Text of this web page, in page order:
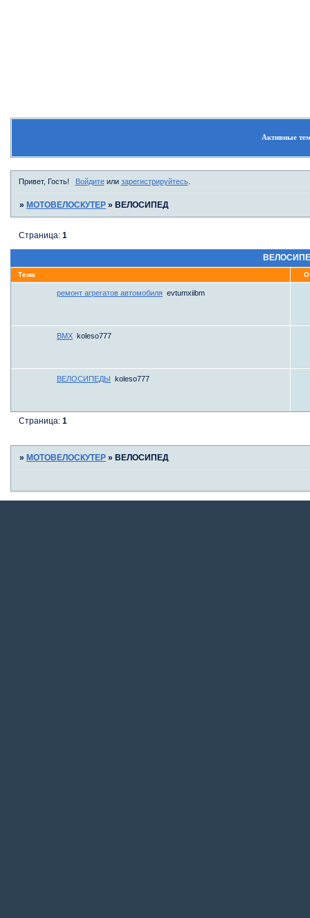
Активные
Привет, Гость! Войдитеили зарегистрируйтесь.
»МОТОВЕЛОСКУТЕР »ВЕЛОСИПЕД
Страница:1
Тема
ремонт агрегатов автомобиля evtumxiibm
BMX koleso777
ВЕЛОСИПЕДЫ koleso777
Страница:1
» МОТОВЕЛОСКУТЕР » ВЕЛОСИПЕД